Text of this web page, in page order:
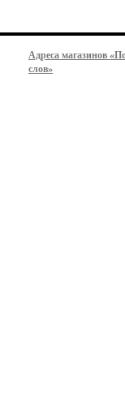
Адреса магазинов
слов»